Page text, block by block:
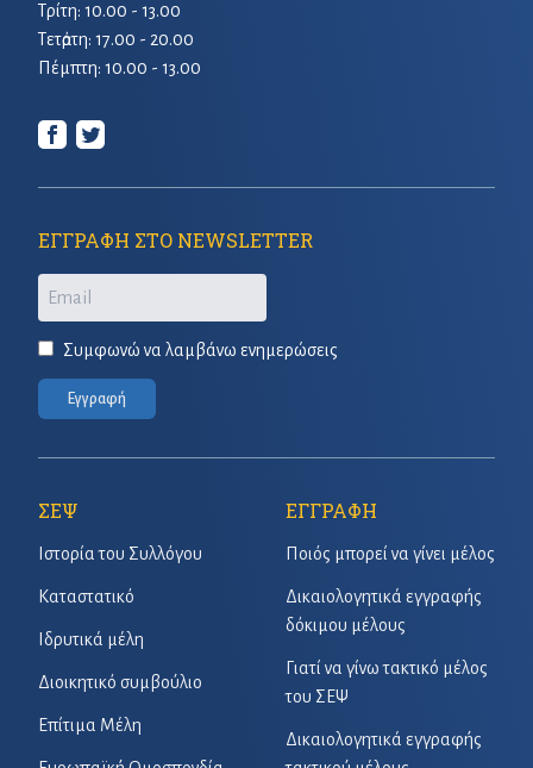
Τρίτη: 10.00 - 13.00
Τετἀρτη: 17.00 - 20.00
Πέμπτη: 10.00 - 13.00
ΕΓΓΡΑΦΗ ΣΤΟ NEWSLETTER
Email
Συμφωνώ να λαμβάνω ενημερώσεις
Εγγραφή
ΣΕΨ
Ιστορία του Συλλόγου
Καταστατικό
Ιδρυτικά μέλη
Διοικητικό συμβούλιο
Επίτιμα Μέλη
ΕΓΓΡΑΦΗ
Ποιός μπορεί να γίνει μέλος
Δικαιολογητικά εγγραφής
δόκιμου μέλους
Γιατί να γίνω τακτικό μέλος
του ΣΕΨ
Δικαιολογητικά εγγραφής